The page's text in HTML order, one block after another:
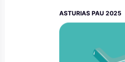
ASTURIAS PAU 2025